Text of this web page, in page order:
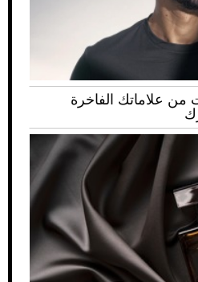
5 نظارات من علاماتك الفاخرة